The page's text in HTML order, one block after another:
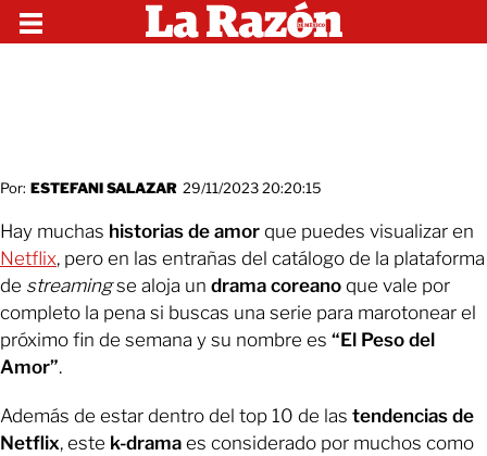
Por: ESTEFANI SALAZAR 29/11/2023 20:20:15
Hay muchas historias de amor que puedes visualizar en
Netflix, pero en las entrañas del catálogo de la plataforma
de streamingse aloja un drama coreano que vale por
completo la pena si buscas una serie para marotonear el
próximo fin de semana y su nombre es “El Peso del
Amor”.
Además de estar dentro del top 10 de las tendencias de
Netflix, este k-drama es considerado por muchos como